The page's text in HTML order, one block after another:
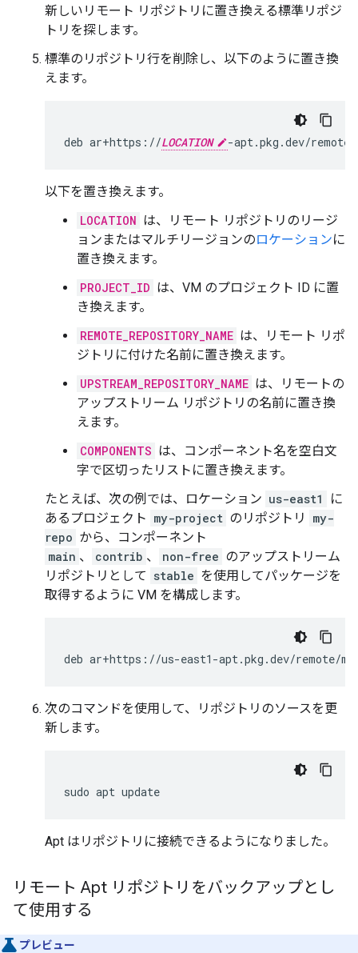
新しいリモート リポジトリに置き換える標準リポジ
トリを探します。
標準のリポジトリ行を削除し、以下のように置き換
えます。
deb ar+https://LOCATION -apt.pkg.dev/remote/
以下を置き換えます。
LOCATION は、リモート リポジトリのリージ
ョンまたはマルチリージョンのロケーションに
置き換えます。
PROJECT_ID は、VM のプロジェクト ID に置
き換えます。
REMOTE_REPOSITORY_NAME は、リモート リポ
ジトリに付けた名前に置き換えます。
UPSTREAM_REPOSITORY_NAME は、リモートの
アップストリーム リポジトリの名前に置き換
えます。
COMPONENTS は、コンポーネント名を空白文
字で区切ったリストに置き換えます。
たとえば、次の例では、ロケーション us-east1
に
あるプロジェクト my-project のリポジトリ
my-
repo から、コンポーネント
main 、 contrib 、 non-free のアップストリーム
リポジトリとして stable を使用してパッケージを
取得するように VM を構成します。
deb ar+https://us-east1-apt.pkg.dev/remote/
次のコマンドを使用して、リポジトリのソースを更
新します。
sudo apt
Apt はリポジトリに接続できるようになりました。
リモート Apt リポジトリをバックアップとし
て使用する
プレビュー